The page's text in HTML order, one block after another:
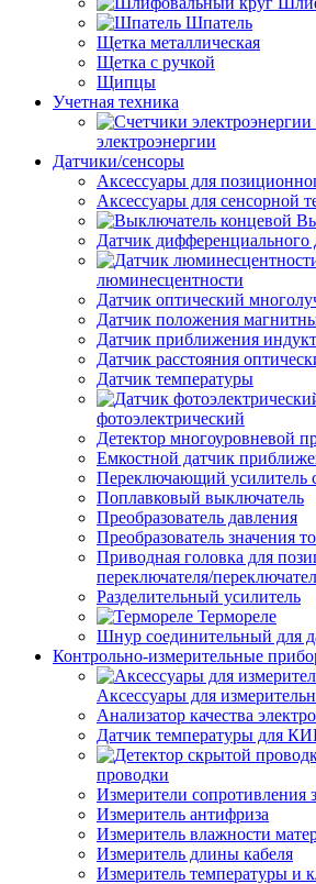
Шпатель
Щетка металлическая
Щетка с ручкой
Щипцы
Учетная техника
электроэнергии
Датчики/сенсоры
Аксессуары для
Аксессуары для сенсорной
Датчик дифференциального
люминесцентности
Датчик оптический
Датчик положения
Датчик приближения
Датчик расстояния
Датчик температуры
фотоэлектрический
Детектор многоуровневой
Емкостной датчик
Переключающий усилитель
Поплавковый выключатель
Преобразователь давления
Преобразователь значения
Приводная головка для
переключателя/
Разделительный усилитель
Термореле
Шнур соединительный для
Контрольно-измерительные
Аксессуары для
Анализатор качества
Датчик температуры для
проводки
Измерители сопротивления
Измеритель антифриза
Измеритель влажности
Измеритель длины кабеля
Измеритель температуры и